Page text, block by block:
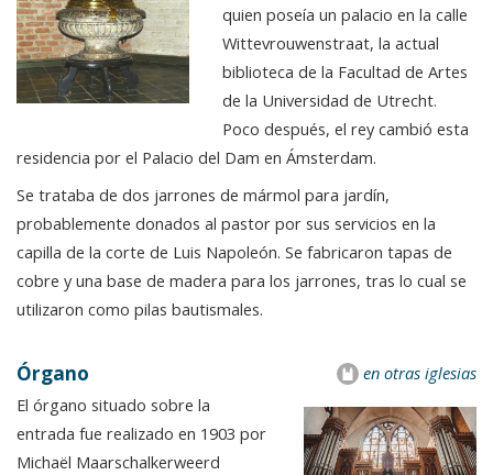
quien poseía un palacio en la calle
Wittevrouwenstraat, la actual
biblioteca de la Facultad de Artes
de la Universidad de Utrecht.
Poco después, el rey cambió esta
residencia por el Palacio del Dam en Ámsterdam.
Se trataba de dos jarrones de mármol para jardín,
probablemente donados al pastor por sus servicios en la
capilla de la corte de Luis Napoleón. Se fabricaron tapas de
cobre y una base de madera para los jarrones, tras lo cual se
utilizaron como pilas bautismales.
en otras iglesias
Órgano
El órgano situado sobre la
entrada fue realizado en 1903 por
Michaël Maarschalkerweerd